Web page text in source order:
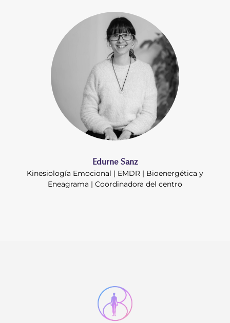
Edurne Sanz
Kinesiología Emocional | EMDR | Bioenergética y
Eneagrama | Coordinadora del centro